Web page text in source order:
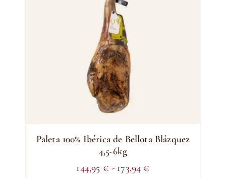
Paleta 100% Ibérica de Bellota Blázquez
4,5-6kg
144,95 € - 173,94 €